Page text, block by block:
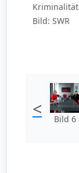
Bild: SWR
< Bild 6